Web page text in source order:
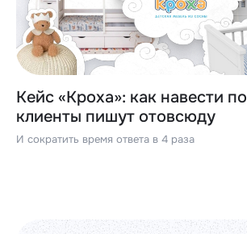
Кейс «Кроха»: как навести
клиенты пишут отовсюду
И сократить время ответа в 4 раза